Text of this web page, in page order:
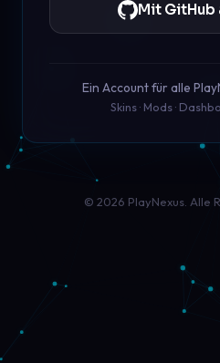
Mit GitHub
Ein Account für alle
Skins · Mods ·
© 2026 PlayNexus. Alle